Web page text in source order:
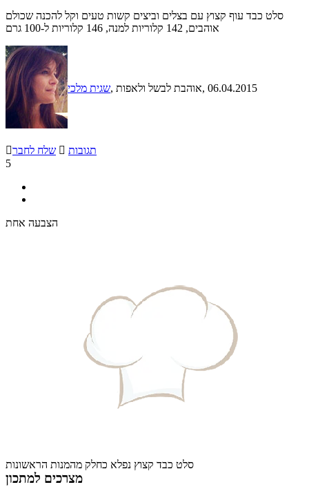
סלט כבד עוף קצוץ עם בצלים וביצים קשות טעים וקל להכנה שכולם
אוהבים, 142 קלוריות למנה, 146 קלוריות ל-100 גרם
שגית מלכי , אוהבת לבשל ולאפות, 06.04.2015
שלח לחבר  תגובות
5
הצבעה אחת
סלט כבד קצוץ נפלא כחלק מהמנות הראשונות
מצרכים למתכון